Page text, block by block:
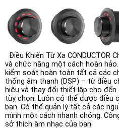
Điều Khiển Từ Xa CONDUCTOR
và chức năng một cách hoàn
kiểm soát hoàn toàn tất cả các
thống âm thanh (DSP) – từ điều
hiệu và thay đổi thiết lập cho
tùy chọn. Luôn có thể được điều
bạn. Có thể quản lý tất cả các
mình một cách nhanh chóng.
sở thích âm nhạc của bạn.